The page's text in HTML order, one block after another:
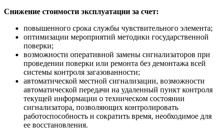
Снижение стоимости эксплуатации за счет:
повышенного срока службы чувствительного элемента;
оптимизации мероприятий методики государственной
поверки;
возможности оперативной замены сигнализаторов при
проведении поверки или ремонта без демонтажа всей
системы контроля загазованности;
автоматической местной сигнализации, возможности
автоматической передачи на удаленный пункт контроля
текущей информации о техническом состоянии
сигнализатора, позволяющих контролировать
работоспособность и сократить время, необходимое для
ее восстановления.